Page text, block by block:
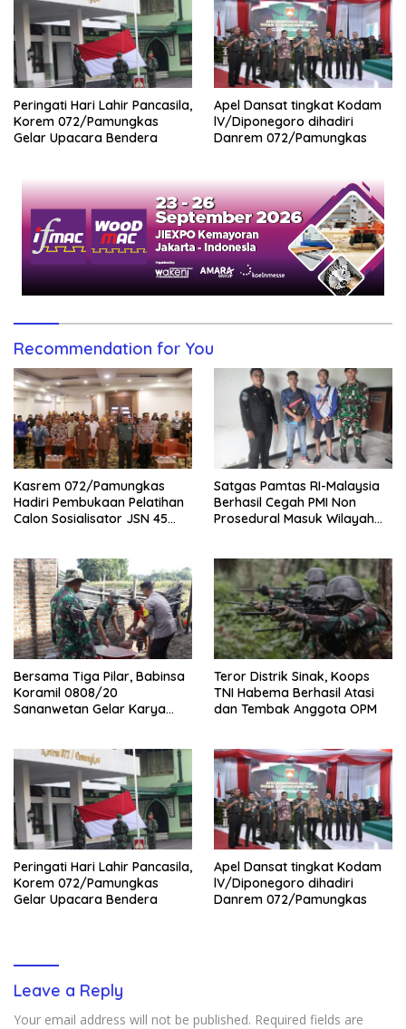
Peringati Hari Lahir Pancasila,
Korem 072/Pamungkas
Gelar Upacara Bendera
Apel Dansat tingkat Kodam
lV/Diponegoro dihadiri
Danrem 072/Pamungkas
Recommendation for You
Kasrem 072/Pamungkas
Hadiri Pembukaan Pelatihan
Calon Sosialisator JSN 45
Satgas Pamtas RI-Malaysia
Berhasil Cegah PMI Non
Prosedural Masuk Wilayah
Bersama Tiga Pilar, Babinsa
Koramil 0808/20
Sananwetan Gelar Karya
Teror Distrik Sinak, Koops
TNI Habema Berhasil Atasi
dan Tembak Anggota OPM
Peringati Hari Lahir Pancasila,
Korem 072/Pamungkas
Gelar Upacara Bendera
Apel Dansat tingkat Kodam
lV/Diponegoro dihadiri
Danrem 072/Pamungkas
Leave a Reply
Your email address will not be published. Required fields are